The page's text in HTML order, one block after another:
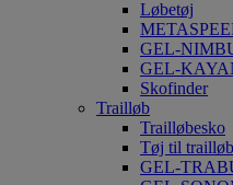
Løbetøj
GEL-
GEL-
Skofinder
Trailløb
Trailløbesko
Tøj til trailløb
GEL-